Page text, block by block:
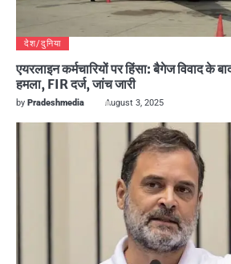
देश/दुनिया
एयरलाइन कर्मचारियों पर हिंसा: बैगेज विवाद के
हमला, FIR दर्ज, जांच जारी
by Pradeshmedia August 3, 2025